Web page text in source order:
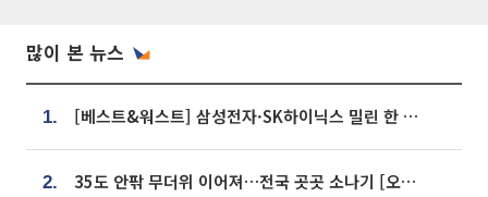
많이 본 뉴스
1. [베스트&워스트] 삼성전자·SK하이닉스 밀린 한 주…상상인증권은 85% 급등
2. 35도 안팎 무더위 이어져…전국 곳곳 소나기 [오늘 날씨]